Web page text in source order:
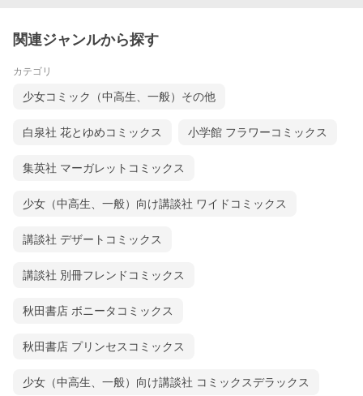
関連ジャンルから探す
カテゴリ
少女コミック（中高生、一般）その他
白泉社 花とゆめコミックス 小学館 フラワーコミックス
集英社 マーガレットコミックス
少女（中高生、一般）向け講談社 ワイドコミックス
講談社 デザートコミックス
講談社 別冊フレンドコミックス
秋田書店 ボニータコミックス
秋田書店 プリンセスコミックス
少女（中高生、一般）向け講談社 コミックスデラックス